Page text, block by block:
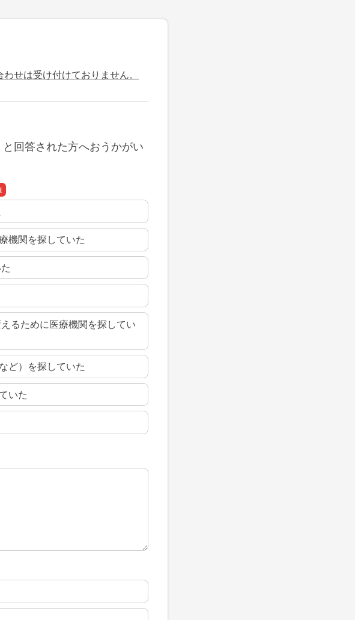
せは受け付けておりません。
と回答された方へおうかがい
機関を探していた
るために医療機関を探してい
ど）を探していた
いた